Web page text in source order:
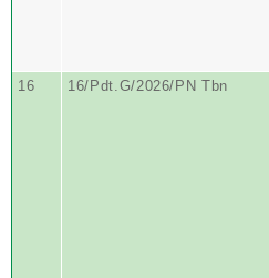
16 16/Pdt.G/2026/PN Tbn